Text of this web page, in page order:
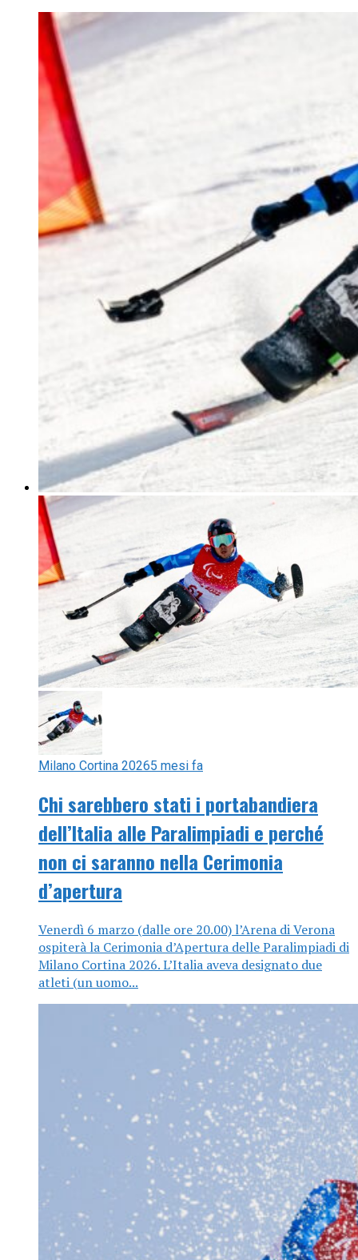
Milano Cortina 20265 mesi fa
Chi sarebbero stati i portabandiera
dell’Italia alle Paralimpiadi e perché
non ci saranno nella Cerimonia
d’apertura
Venerdì 6 marzo (dalle ore 20.00) l’Arena di Verona
ospiterà la Cerimonia d’Apertura delle Paralimpiadi di
Milano Cortina 2026. L’Italia aveva designato due
atleti (un uomo...